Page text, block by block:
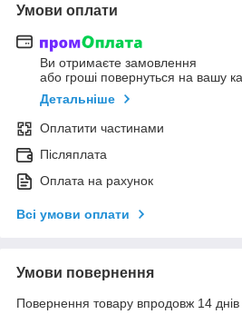
Умови оплати
Ви отримаєте замовлення
або гроші повернуться на вашу
Детальніше
Оплатити частинами
Післяплата
Оплата на рахунок
Всі умови оплати
Умови повернення
Повернення товару впродовж 14